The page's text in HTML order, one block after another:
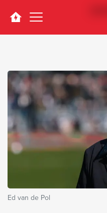
Navigation
Ed van de Pol